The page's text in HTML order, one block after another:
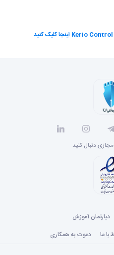
دپارتمان آموزش
مجازی دنبال کنید
با ما دعوت به همکاری